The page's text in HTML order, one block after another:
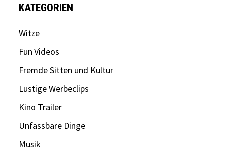
KATEGORIEN
Witze
Fun Videos
Fremde Sitten und Kultur
Lustige Werbeclips
Kino Trailer
Unfassbare Dinge
Musik